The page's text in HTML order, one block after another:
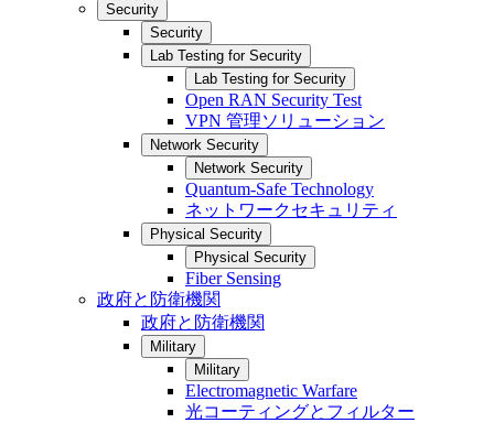
Security
Security
Lab Testing for Security
Lab Testing for Security
Open RAN Security Test
VPN 管理ソリューション
Network Security
Network Security
Quantum-Safe Technology
ネットワークセキュリティ
Physical Security
Physical Security
Fiber Sensing
政府と防衛機関
政府と防衛機関
Military
Military
Electromagnetic Warfare
光コーティングとフィルター